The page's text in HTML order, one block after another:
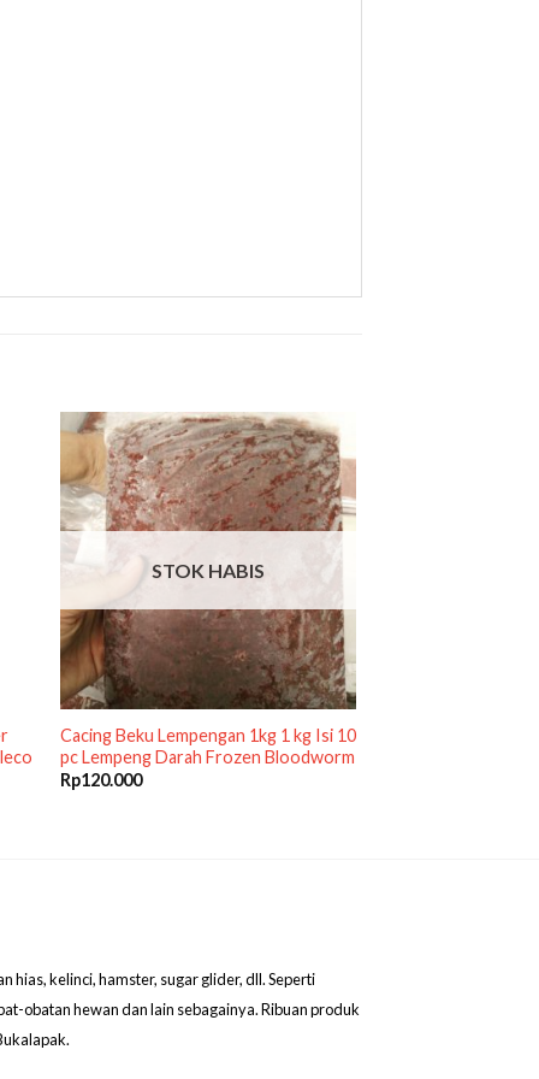
STOK HABIS
Cacing Beku Lempengan 1kg 1 kg Isi 10
pc Lempeng Darah Frozen Bloodworm
Rp120.000
hias, kelinci, hamster, sugar glider, dll. Seperti
obatan hewan dan lain sebagainya. Ribuan produk